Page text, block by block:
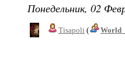
Понедельник, 02
Tisapoli (